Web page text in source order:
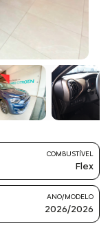
COMBUSTÍVEL
Flex
ANO/MODELO
2026/2026